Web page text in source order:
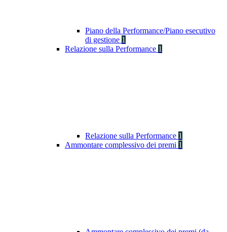
Piano della Performance/Piano esecutivo
di gestione 1
Relazione sulla Performance 1
Relazione sulla Performance 1
Ammontare complessivo dei premi 1